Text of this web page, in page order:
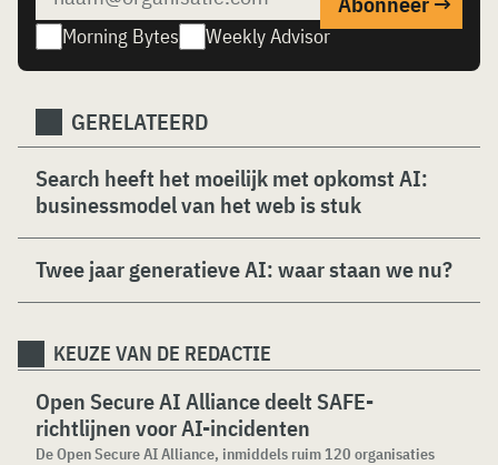
Morning Bytes Weekly Advisor
GERELATEERD
Search heeft het moeilijk met opkomst AI:
businessmodel van het web is stuk
Twee jaar generatieve AI: waar staan we nu?
KEUZE VAN DE REDACTIE
Open Secure AI Alliance deelt SAFE-
richtlijnen voor AI-incidenten
De Open Secure AI Alliance, inmiddels ruim 120 organisaties